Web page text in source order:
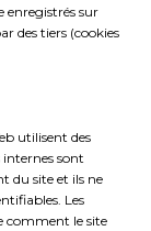
enregistrés sur
des tiers (cookies
utilisent des
internes sont
du site et ils ne
Les
comment le site